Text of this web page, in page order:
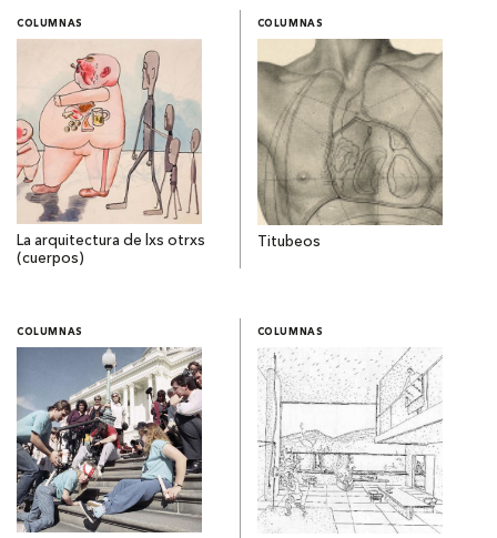
COLUMNAS
La arquitectura de lxs otrxs
(cuerpos)
COLUMNAS
Titubeos
COLUMNAS COLUMNAS